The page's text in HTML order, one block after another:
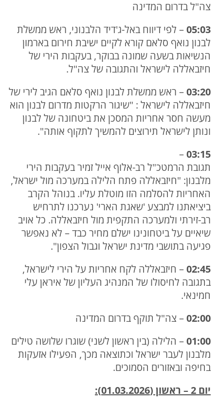
צה"ל בדרום המדינה
05:03– לפי דיווח באל-ג'דיד הלבנוני, ראש ממשלת
לבנון נואף סלאם קורא לקיים ישיבת חירום בארמון
הנשיאות בשעה שמונה בבוקר, בעקבות הירי של
חיזבאללה לישראל והתגובה של צה"ל.
03:20– ראש ממשלת לבנון נואף סלאם הגיב לירי של
חיזבאללה לישראל : "שיגור הרקטות מדרום לבנון הוא
מעשה חסר אחריות המסכן את ביטחונה של לבנון
ונותן לישראל תירוצים להמשיך לתקוף אותה".
03:15
–
תגובת הרמטכ"ל רב-אלוף אייל זמיר בעקבות הירי
מלבנון: "חיזבאללה פתח הלילה במערכה מול ישראל,
האחריות להסלמה הזו מוטלת עליו. בנוהל הקרב
ביציאתנו למבצע 'שאגת הארי' נערכנו לתרחיש
רב-זירתי ולמערכה התקפית מול חיזבאללה. כל אויב
שיאיים על ביטחונינו ישלם מחיר כבד – לא נאפשר
פגיעה בתושבי מדינת ישראל וגבול הצפון".
02:45– חיזבאללה לקח אחריות על הירי לישראל,
בתגובה לחיסולו של המנהיג העליון של איראן עלי
חמינאי.
02:00– צה"ל תוקף בדרום המדינה
01:00– הלילה (בין ראשון לשני) שוגרו שלושה טילים
מלבנון לעבר ישראל וכתוצאה מכך, הפעילו אזעקות
בחיפה ובאזורים הסמוכים.
יום 2 – ראשון (01.03.2026):